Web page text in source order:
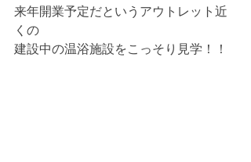
来年開業予定だというアウトレット近
くの
建設中の温浴施設をこっそり見学！！